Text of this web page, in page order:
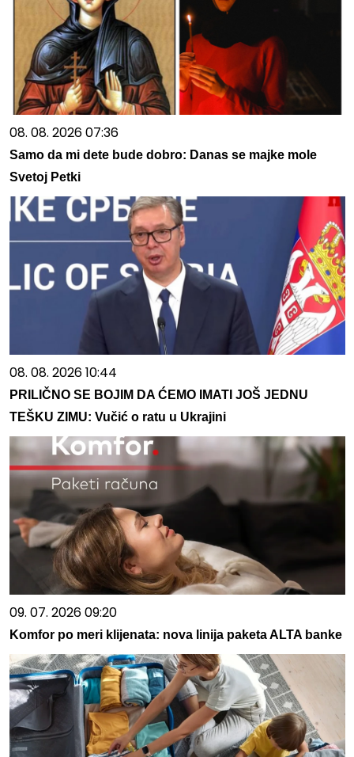
08. 08. 2026 07:36
Samo da mi dete bude dobro: Danas se majke mole
Svetoj Petki
08. 08. 2026 10:44
PRILIČNO SE BOJIM DA ĆEMO IMATI JOŠ JEDNU
TEŠKU ZIMU: Vučić o ratu u Ukrajini
09. 07. 2026 09:20
Komfor po meri klijenata: nova linija paketa ALTA banke